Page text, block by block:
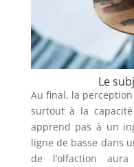
Le
Au final, la
surtout à la
apprend pas à un
ligne de basse dans
de l’olfaction